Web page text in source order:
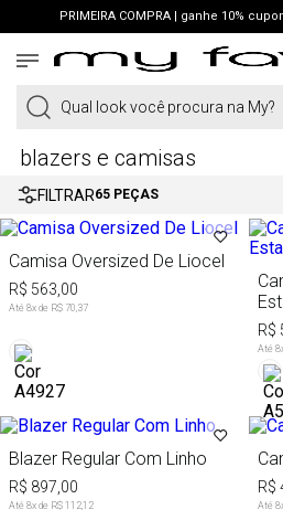
PRIMEIRA COMPRA | ganhe 10%
PIX | 5% off no pix à vista.
Qual look você procura na My?
blazers e camisas
FILTRAR65 PEÇAS
Camisa Oversized De Liocel
R$ 563,00
Até 8x de R$ 70,37
R$
Até 8
Blazer Regular Com Linho
R$ 897,00
Até 8x de R$ 112,12
R$
Até 8